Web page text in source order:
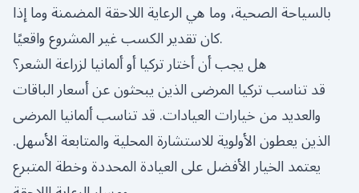
بالسياحة الصحية، وما هي الرعاية اللاحقة المضمنة وما إذا
كان تقدير الكسب غير المشروع واقعيًا.
هل يجب أن أختار تركيا أو ألمانيا لزراعة الشعر؟
قد تناسب تركيا المرضى الذين يبحثون عن أسعار الباقات
والعديد من خيارات العيادات. قد تناسب ألمانيا المرضى
الذين يعطون الأولوية للاستشارة المحلية والمتابعة الأسهل.
يعتمد الخيار الأفضل على العيادة المحددة وخطة المتبرع